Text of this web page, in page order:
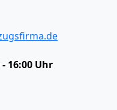
- 16:00 Uhr